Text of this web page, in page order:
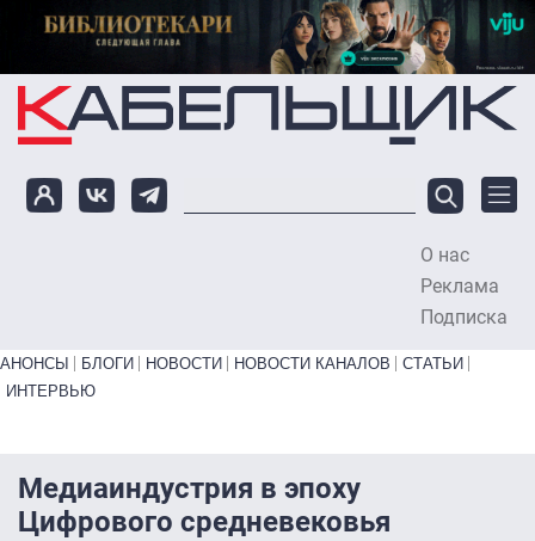
Перейти к основному содержанию
О нас
Реклама
Подписка
Primary links bottom
АНОНСЫ БЛОГИ НОВОСТИ НОВОСТИ КАНАЛОВ
СТАТЬИ
ИНТЕРВЬЮ
Медиаиндустрия в эпоху
Цифрового средневековья